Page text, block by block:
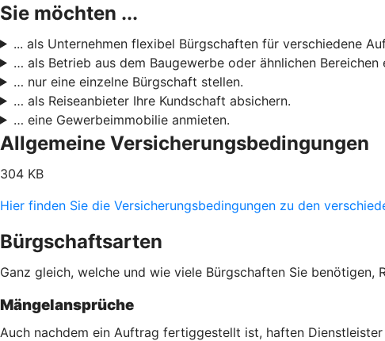
Sie möchten ...
... als Unternehmen flexibel Bürgschaften für verschiedene
… als Betrieb aus dem Baugewerbe oder ähnlichen
… nur eine einzelne Bürgschaft stellen.
… als Reiseanbieter Ihre Kundschaft absichern.
… eine Gewerbeimmobilie anmieten.
Allgemeine Versicherungsbedingungen
304 KB
Hier finden Sie die Versicherungsbedingungen zu den
Bürgschaftsarten
Ganz gleich, welche und wie viele Bürgschaften Sie
Mängelansprüche
Auch nachdem ein Auftrag fertiggestellt ist, haften